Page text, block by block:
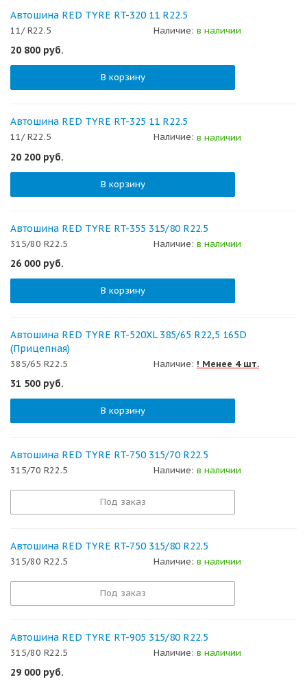
Автошина RED TYRE RT-320 11 R22.5
11/ R22.5 Наличие: в наличии
20 800 руб.
В корзину
Автошина RED TYRE RT-325 11 R22.5
11/ R22.5 Наличие: в наличии
20 200 руб.
В корзину
Автошина RED TYRE RT-355 315/80 R22.5
315/80 R22.5 Наличие: в наличии
26 000 руб.
В корзину
Автошина RED TYRE RT-520XL 385/65 R22,5 165D
(Прицепная)
385/65 R22.5 Наличие: ! Менее 4 шт.
31 500 руб.
В корзину
Автошина RED TYRE RT-750 315/70 R22.5
315/70 R22.5 Наличие: в наличии
Под заказ
Автошина RED TYRE RT-750 315/80 R22.5
315/80 R22.5 Наличие: в наличии
Под заказ
Автошина RED TYRE RT-905 315/80 R22.5
315/80 R22.5 Наличие: в наличии
29 000 руб.